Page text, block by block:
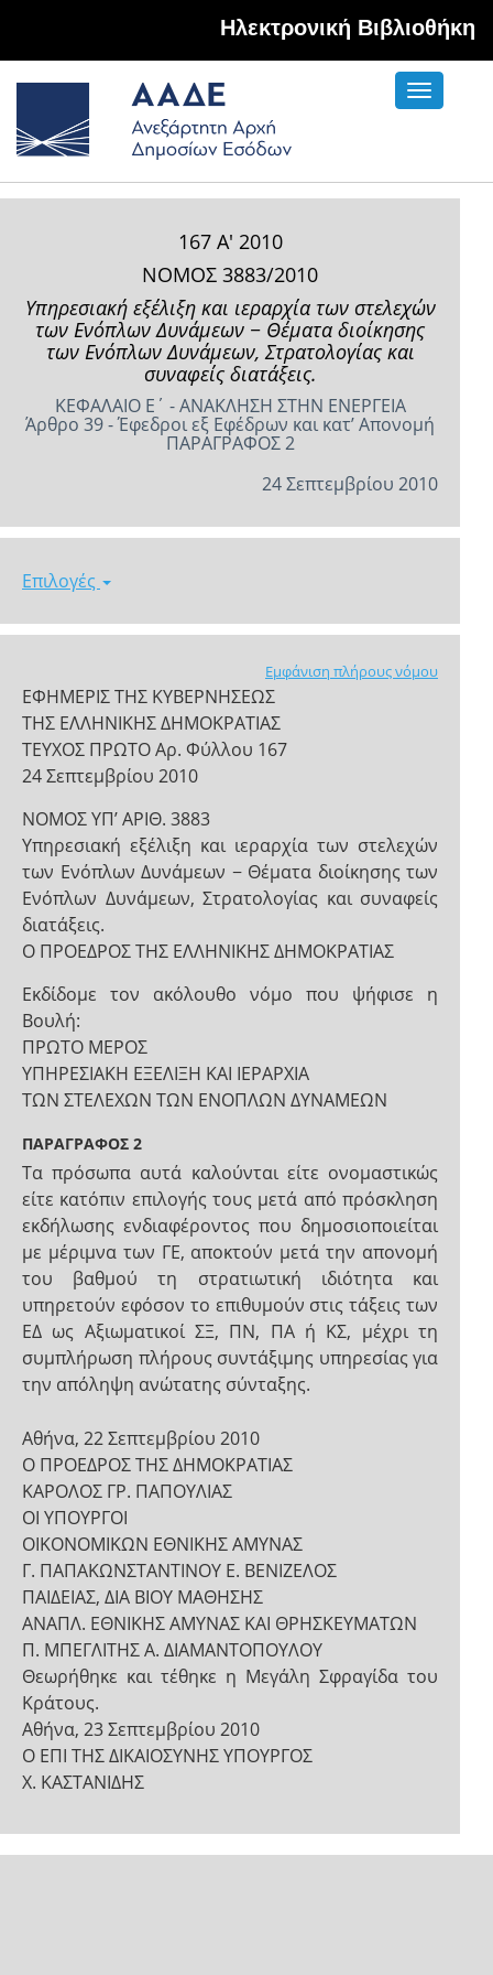
Hλεκτρονική Βιβλιοθήκη
Toggle
167 Α' 2010
ΝΟΜΟΣ 3883/2010
Υπηρεσιακή εξέλιξη και ιεραρχία των στελεχών
των Ενόπλων Δυνάμεων − Θέματα διοίκησης
των Ενόπλων Δυνάμεων, Στρατολογίας και
συναφείς διατάξεις.
ΚΕΦΑΛΑΙΟ Ε΄ - ΑΝΑΚΛΗΣΗ ΣΤΗΝ ΕΝΕΡΓΕΙΑ
Άρθρο 39 - Έφεδροι εξ Εφέδρων και κατ’ Απονομή
ΠΑΡΑΓΡΑΦΟΣ 2
24 Σεπτεμβρίου 2010
Επιλογές
Εμφάνιση πλήρους νόμου
ΕΦΗΜΕΡΙΣ ΤΗΣ ΚΥΒΕΡΝΗΣΕΩΣ
ΤΗΣ ΕΛΛΗΝΙΚΗΣ ΔΗΜΟΚΡΑΤΙΑΣ
ΤΕΥΧΟΣ ΠΡΩΤΟ Αρ. Φύλλου 167
24 Σεπτεμβρίου 2010
ΝΟΜΟΣ ΥΠ’ ΑΡΙΘ. 3883
Υπηρεσιακή εξέλιξη και ιεραρχία των στελεχών
των Ενόπλων Δυνάμεων − Θέματα διοίκησης των
Ενόπλων Δυνάμεων, Στρατολογίας και συναφείς
διατάξεις.
Ο ΠΡΟΕΔΡΟΣ ΤΗΣ ΕΛΛΗΝΙΚΗΣ ΔΗΜΟΚΡΑΤΙΑΣ
Εκδίδομε τον ακόλουθο νόμο που ψήφισε η
Βουλή:
ΠΡΩΤΟ ΜΕΡΟΣ
ΥΠΗΡΕΣΙΑΚΗ ΕΞΕΛΙΞΗ ΚΑΙ ΙΕΡΑΡΧΙΑ
ΤΩΝ ΣΤΕΛΕΧΩΝ ΤΩΝ ΕΝΟΠΛΩΝ ΔΥΝΑΜΕΩΝ
ΠΑΡΑΓΡΑΦΟΣ 2
Τα πρόσωπα αυτά καλούνται είτε ονομαστικώς
είτε κατόπιν επιλογής τους μετά από πρόσκληση
εκδήλωσης ενδιαφέροντος που δημοσιοποιείται
με μέριμνα των ΓΕ, αποκτούν μετά την απονομή
του βαθμού τη στρατιωτική ιδιότητα και
υπηρετούν εφόσον το επιθυμούν στις τάξεις των
ΕΔ ως Αξιωματικοί ΣΞ, ΠΝ, ΠΑ ή ΚΣ, μέχρι τη
συμπλήρωση πλήρους συντάξιμης υπηρεσίας για
την απόληψη ανώτατης σύνταξης.
Αθήνα, 22 Σεπτεμβρίου 2010
Ο ΠΡΟΕΔΡΟΣ ΤΗΣ ΔΗΜΟΚΡΑΤΙΑΣ
ΚΑΡΟΛΟΣ ΓΡ. ΠΑΠΟΥΛΙΑΣ
ΟΙ ΥΠΟΥΡΓΟΙ
ΟΙΚΟΝΟΜΙΚΩΝ ΕΘΝΙΚΗΣ ΑΜΥΝΑΣ
Γ. ΠΑΠΑΚΩΝΣΤΑΝΤΙΝΟΥ Ε. ΒΕΝΙΖΕΛΟΣ
ΠΑΙΔΕΙΑΣ, ΔΙΑ ΒΙΟΥ ΜΑΘΗΣΗΣ
ΑΝΑΠΛ. ΕΘΝΙΚΗΣ ΑΜΥΝΑΣ ΚΑΙ ΘΡΗΣΚΕΥΜΑΤΩΝ
Π. ΜΠΕΓΛΙΤΗΣ Α. ΔΙΑΜΑΝΤΟΠΟΥΛΟΥ
Θεωρήθηκε και τέθηκε η Μεγάλη Σφραγίδα του
Κράτους.
Αθήνα, 23 Σεπτεμβρίου 2010
Ο ΕΠΙ ΤΗΣ ΔΙΚΑΙΟΣΥΝΗΣ ΥΠΟΥΡΓΟΣ
Χ. ΚΑΣΤΑΝΙΔΗΣ